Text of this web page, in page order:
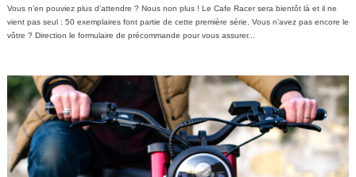
Vous n’en pouviez plus d’attendre ? Nous non plus ! Le Cafe Racer sera bientôt là et il ne
vient pas seul : 50 exemplaires font partie de cette première série. Vous n’avez pas encore le
vôtre ? Direction le formulaire de précommande pour vous assurer...